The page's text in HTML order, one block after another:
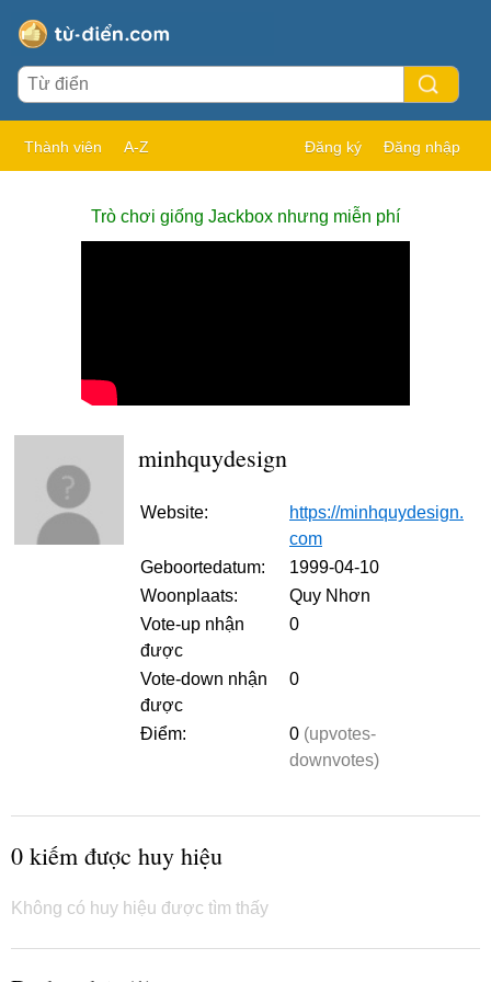
Thành viên A-Z Đăng ký Đăng nhập
Trò chơi giống Jackbox nhưng miễn phí
minhquydesign
Website:
https://minhquydesign.
com
Geboortedatum:
1999-04-10
Woonplaats:
Quy Nhơn
Vote-up nhận
được
0
Vote-down nhận
được
0
Điểm: 0 (upvotes-
downvotes)
0 kiếm được huy hiệu
Không có huy hiệu được tìm thấy